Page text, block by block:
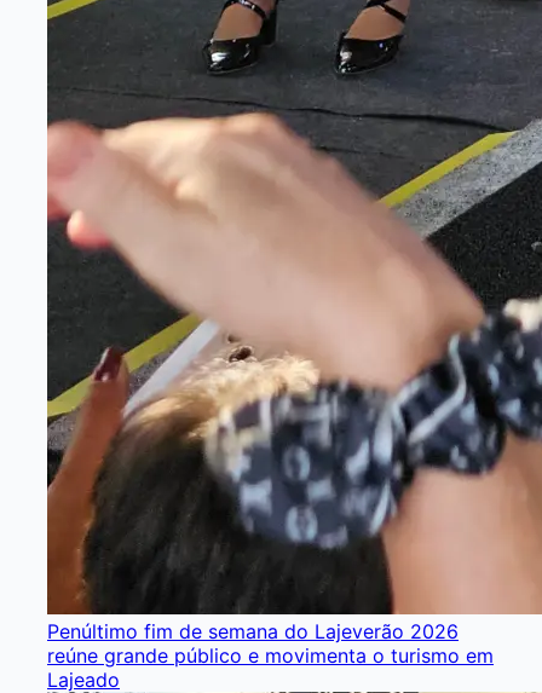
Penúltimo fim de semana do Lajeverão 2026
reúne grande público e movimenta o turismo em
Lajeado